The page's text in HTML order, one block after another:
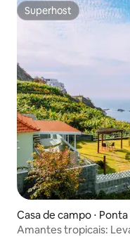
Superhost
Superhost
Casa de campo ⋅ Ponta
Amantes tropicais: